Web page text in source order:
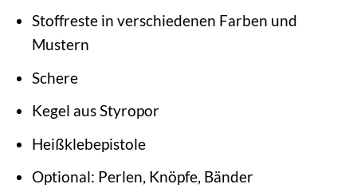
Stoffreste in verschiedenen Farben und
Mustern
Schere
Kegel aus Styropor
Heißklebepistole
Optional: Perlen, Knöpfe, Bänder